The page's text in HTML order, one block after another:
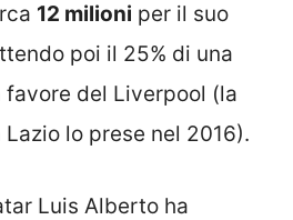
12 milioni per il suo
poi il 25% di una
del Liverpool (la
lo prese nel 2016).
Luis Alberto ha